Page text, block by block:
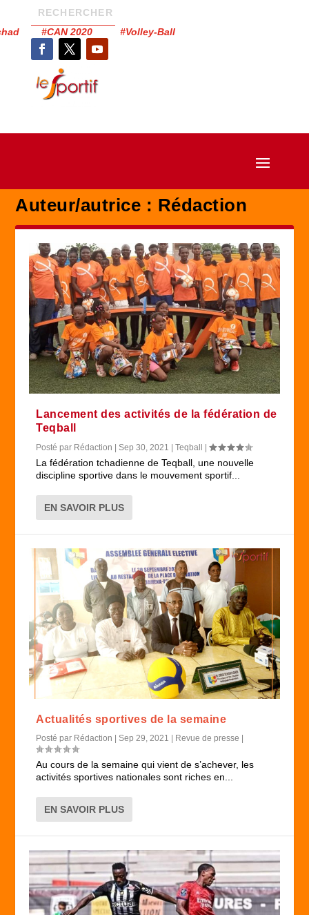
#CAN 2020 #Volley-Ball
Auteur/autrice : Rédaction
Lancement des activités de la fédération de
Teqball
Posté par Rédaction |Sep 30, 2021 |Teqball |
La fédération tchadienne de Teqball, une nouvelle
discipline sportive dans le mouvement sportif...
EN SAVOIR PLUS
Actualités sportives de la semaine
Posté par Rédaction |Sep 29, 2021 | Revue de presse |
Au cours de la semaine qui vient de s’achever, les
activités sportives nationales sont riches en...
EN SAVOIR PLUS